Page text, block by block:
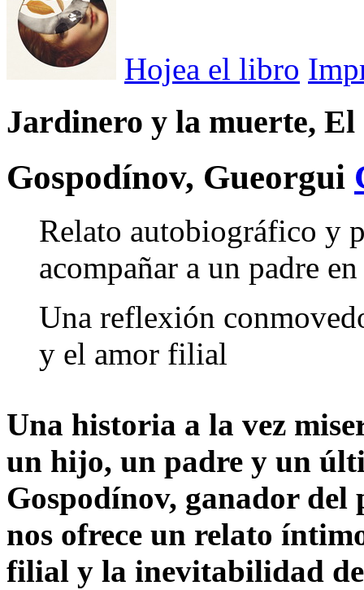
Hojea el libro
Jardinero y la muerte, El
Gospodínov, Gueorgui
Relato autobiográfico y
acompañar a un padre
Una reflexión
y el amor filial
Una historia a la vez
un hijo, un padre y un
Gospodínov, ganador
nos ofrece un relato
filial y la inevitabilidad